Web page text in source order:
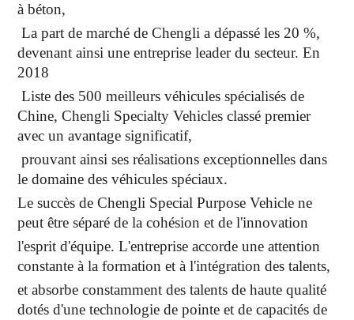
à béton,
La part de marché de Chengli a dépassé les 20 %,
devenant ainsi une entreprise leader du secteur. En
2018
Liste des 500 meilleurs véhicules spécialisés de
Chine, Chengli Specialty Vehicles classé premier
avec un avantage significatif,
prouvant ainsi ses réalisations exceptionnelles dans
le domaine des véhicules spéciaux.
Le succès de Chengli Special Purpose Vehicle ne
peut être séparé de la cohésion et de l'innovation
l'esprit d'équipe. L'entreprise accorde une attention
constante à la formation et à l'intégration des talents,
et absorbe constamment des talents de haute qualité
dotés d'une technologie de pointe et de capacités de